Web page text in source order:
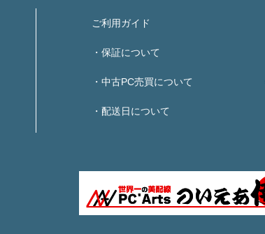
ご利用ガイド
・保証について
・中古PC売買について
・配送日について